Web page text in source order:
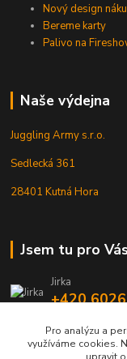
Nový design
Bereme karty
Palivo na
Naše výdejna
Juggling Army s.r.o.
Sedlecká 361
28401 Kutná Hora
Jsem tu pro
Jirka
+420
info@jarmy.cz
Pro analýzu a
využíváme cookies.